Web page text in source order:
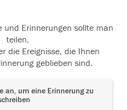
und Erinnerungen sollte man
teilen.
die Ereignisse, die Ihnen
geblieben sind.
an, um eine Erinnerung zu